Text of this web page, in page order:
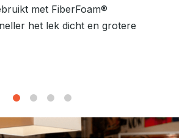
met FiberFoam®
het lek dicht en grotere